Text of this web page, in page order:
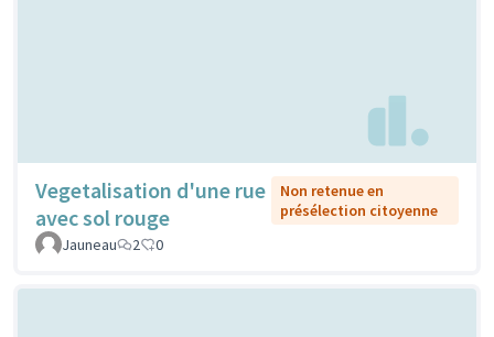
Vegetalisation d'une rue
avec sol rouge
Non retenue en
présélection citoyenne
Jauneau
2 0